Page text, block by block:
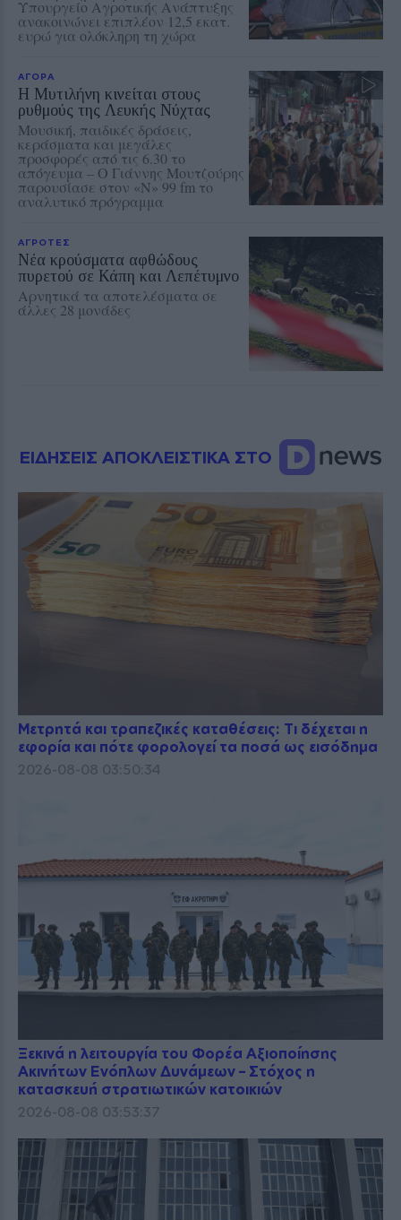
Υπουργείο Αγροτικής Ανάπτυξης
ανακοινώνει επιπλέον 12,5 εκατ.
ευρώ για ολόκληρη τη χώρα
ΑΓΟΡΑ
Η Μυτιλήνη κινείται στους
ρυθμούς της Λευκής Νύχτας
Μουσική, παιδικές δράσεις,
κεράσματα και μεγάλες
προσφορές από τις 6.30 το
απόγευμα – Ο Γιάννης Μουτζούρης
παρουσίασε στον «Ν» 99 fm το
αναλυτικό πρόγραμμα
ΑΓΡΟΤΕΣ
Νέα κρούσματα αφθώδους
πυρετού σε Κάπη και Λεπέτυμνο
Αρνητικά τα αποτελέσματα σε
άλλες 28 μονάδες
ΕΙΔΗΣΕΙΣ ΑΠΟΚΛΕΙΣΤΙΚΑ ΣΤΟ
Μετρητά και τραπεζικές καταθέσεις: Τι δέχεται η
εφορία και πότε φορολογεί τα ποσά ως εισόδημα
2026-08-08 03:50:34
Ξεκινά η λειτουργία του Φορέα Αξιοποίησης
Ακινήτων Ενόπλων Δυνάμεων – Στόχος η
κατασκευή στρατιωτικών κατοικιών
2026-08-08 03:53:37